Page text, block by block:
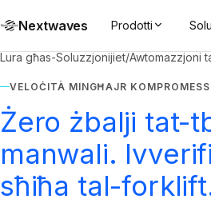
Nextwaves Prodotti
Lura għas-Soluzzjonijiet/Awtomazzjoni
VELOĊITÀ MINGĦAJR KOMPROMESS
Żero żbalji tat-
manwali.
sħiħa tal-